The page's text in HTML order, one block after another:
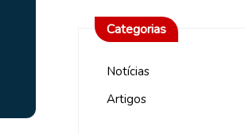
Categorias
Notícias
Artigos